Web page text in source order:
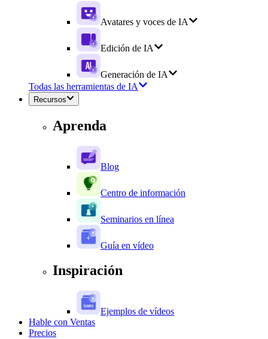
Avatares y voces de IA
Edición de IA
Generación de IA
Todas las herramientas de IA
Recursos
Aprenda
Blog
Centro de información
Seminarios en línea
Guía en vídeo
Inspiración
Ejemplos de vídeos
Hable con Ventas
Precios